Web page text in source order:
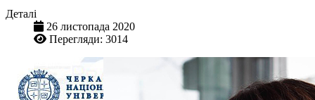
Деталі
26 листопада 2020
Перегляди: 3014